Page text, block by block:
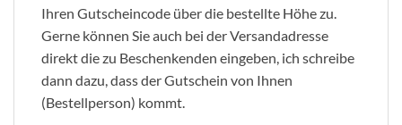
Ihren Gutscheincode über die bestellte Höhe zu.
Gerne können Sie auch bei der Versandadresse
direkt die zu Beschenkenden eingeben, ich schreibe
dann dazu, dass der Gutschein von Ihnen
(Bestellperson) kommt.